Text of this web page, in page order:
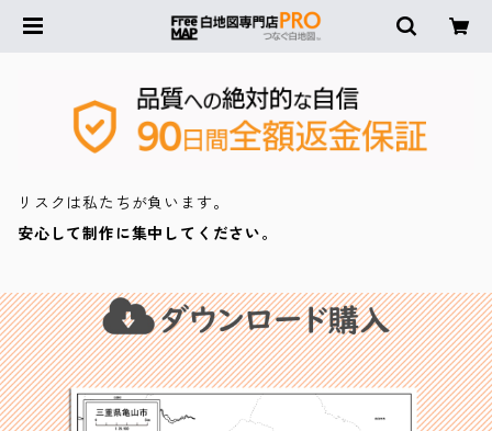
リスクは私たちが負います。
安心して制作に集中してください。